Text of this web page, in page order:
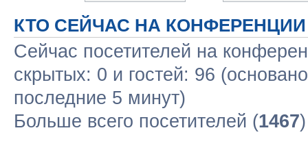
КТО СЕЙЧАС НА КОНФЕРЕНЦИИ
Сейчас посетителей на
скрытых: 0 и гостей: 96
последние 5 минут)
Больше всего посетителей (1467